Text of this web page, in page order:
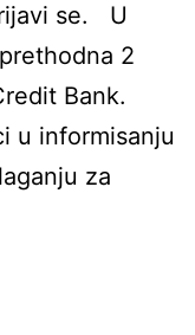
se. U
2
Bank.
u informisanju
za